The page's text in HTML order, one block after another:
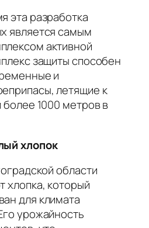
эта разработка
является самым
активной
защиты способен
и
летящие к
более 1000 метров в
хлопок
области
хлопка, который
для климата
урожайность